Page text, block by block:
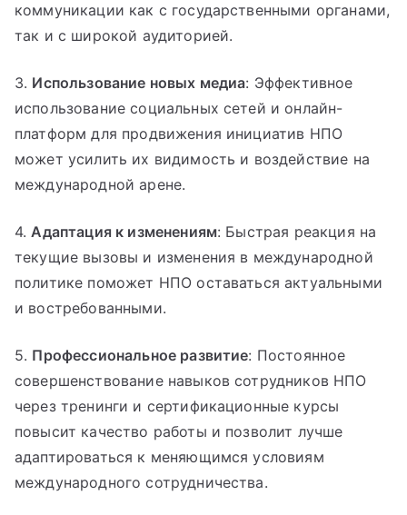
коммуникации как с государственными органами,
так и с широкой аудиторией.
3. Использование новых медиа: Эффективное
использование социальных сетей и онлайн-
платформ для продвижения инициатив НПО
может усилить их видимость и воздействие на
международной арене.
4.Адаптация к изменениям: Быстрая реакция на
текущие вызовы и изменения в международной
политике поможет НПО оставаться актуальными
и востребованными.
5. Профессиональное развитие: Постоянное
совершенствование навыков сотрудников НПО
через тренинги и сертификационные курсы
повысит качество работы и позволит лучше
адаптироваться к меняющимся условиям
международного сотрудничества.